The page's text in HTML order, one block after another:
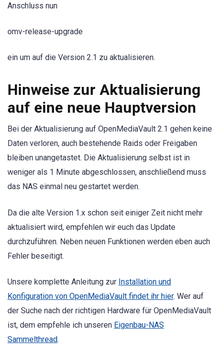
Anschluss nun
omv-release-upgrade
ein um auf die Version 2.1 zu aktualisieren.
Hinweise zur Aktualisierung
auf eine neue Hauptversion
Bei der Aktualisierung auf OpenMediaVault 2.1 gehen keine
Daten verloren, auch bestehende Raids oder Freigaben
bleiben unangetastet. Die Aktualisierung selbst ist in
weniger als 1 Minute abgeschlossen, anschließend muss
das NAS einmal neu gestartet werden.
Da die alte Version 1.x schon seit einiger Zeit nicht mehr
aktualisiert wird, empfehlen wir euch das Update
durchzuführen. Neben neuen Funktionen werden eben auch
Fehler beseitigt.
Unsere komplette Anleitung zur Installation und
Konfiguration von OpenMediaVault findet ihr hier. Wer auf
der Suche nach der richtigen Hardware für OpenMediaVault
ist, dem empfehle ich unseren Eigenbau-NAS
Sammelthread.